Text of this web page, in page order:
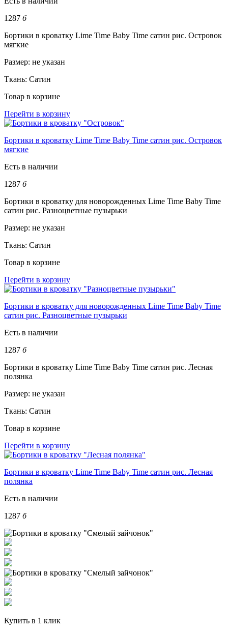
1287 б
Бортики в кроватку Lime Time Baby Time сатин рис. Островок
мягкие
Размер: не указан
Ткань: Сатин
Товар в корзине
Перейти в корзину
Бортики в кроватку Lime Time Baby Time сатин рис. Островок
мягкие
Есть в наличии
1287 б
Бортики в кроватку для новорожденных Lime Time Baby Time
сатин рис. Разноцветные пузырьки
Размер: не указан
Ткань: Сатин
Товар в корзине
Перейти в корзину
Бортики в кроватку для новорожденных Lime Time Baby Time
сатин рис. Разноцветные пузырьки
Есть в наличии
1287 б
Бортики в кроватку Lime Time Baby Time сатин рис. Лесная
полянка
Размер: не указан
Ткань: Сатин
Товар в корзине
Перейти в корзину
Бортики в кроватку Lime Time Baby Time сатин рис. Лесная
полянка
Есть в наличии
1287 б
Купить в 1 клик